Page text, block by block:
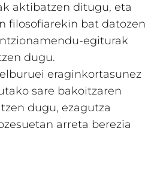
aktibatzen ditugu, eta
filosofiarekin bat datozen
egiturak
dugu.
eraginkortasunez
sare bakoitzaren
dugu, ezagutza
arreta berezia